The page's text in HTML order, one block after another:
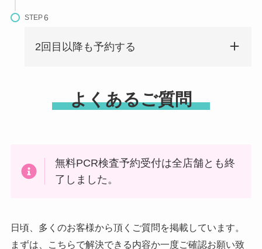
STEP
2回目以降も予約する
よくあるご質問
無料PCR検査予約受付は全店舗とも終
了しました。
日頃、多くのお客様から頂くご質問を掲載しています。
まずは、こちらで解決できる内容か一度ご確認お願い致